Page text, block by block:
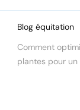
Blog équitation
Comment
plantes pour